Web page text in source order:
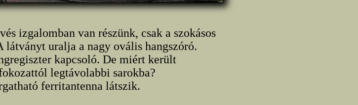
izgalomban van részünk, csak a szokásos
látványt uralja a nagy ovális hangszóró.
kapcsoló. De miért került
legtávolabbi sarokba?
ferritantenna látszik.